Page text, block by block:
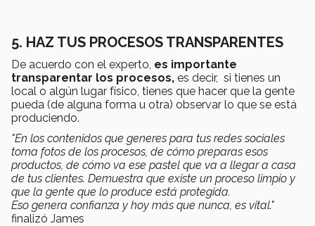
5. HAZ TUS PROCESOS TRANSPARENTES
De acuerdo con el experto, es importante
transparentar los procesos, es decir, si tienes un
local o algún lugar físico, tienes que hacer que la gente
pueda (de alguna forma u otra) observar lo que se está
produciendo.
"En los contenidos que generes para tus redes sociales
toma fotos de los procesos, de cómo preparas esos
productos, de cómo va ese pastel que va a llegar a casa
de tus clientes. Demuestra que existe un proceso limpio y
que la gente que lo produce está protegida.
Eso genera confianza y hoy más que nunca, es vital."
finalizó James